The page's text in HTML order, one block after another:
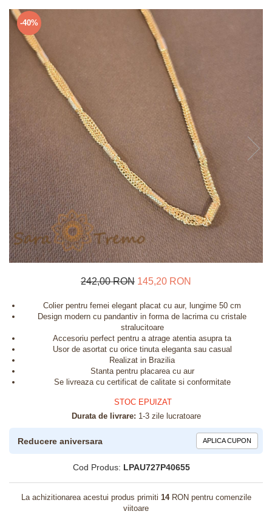
Bijuterii pentru barbati
Inele
Lanturi
Bijuterii din argint placate cu aur
24K
-40%
242,00 RON 145,20 RON
Colier pentru femei elegant placat cu aur, lungime 50 cm
Design modern cu pandantiv in forma de lacrima cu cristale
stralucitoare
Accesoriu perfect pentru a atrage atentia asupra ta
Usor de asortat cu orice tinuta eleganta sau casual
Realizat in Brazilia
Stanta pentru placarea cu aur
Se livreaza cu certificat de calitate si conformitate
STOC EPUIZAT
Durata de livrare: 1-3 zile lucratoare
Reducere aniversara APLICA CUPON
Cod Produs: LPAU727P40655
La achizitionarea acestui produs primiti 14RON pentru comenzile
viitoare